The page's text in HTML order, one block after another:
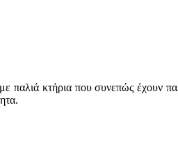
παλιά κτήρια που συνεπώς έχουν